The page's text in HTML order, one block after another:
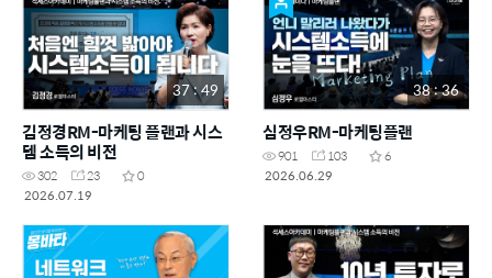
37 : 49
김정경RM-마케팅 플랜과 시스
템 소득의 비전
302 23
0
2026.07.19
38 : 36
심정우RM-마케팅플랜
901 103
6
2026.06.29